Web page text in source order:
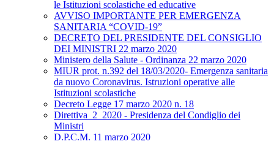
le Istituzioni scolastiche ed educative
AVVISO IMPORTANTE PER EMERGENZA
SANITARIA “COVID-19”
DECRETO DEL PRESIDENTE DEL CONSIGLIO
DEI MINISTRI 22 marzo 2020
Ministero della Salute - Ordinanza 22 marzo 2020
MIUR prot. n.392 del 18/03/2020- Emergenza sanitaria
da nuovo Coronavirus. Istruzioni operative alle
Istituzioni scolastiche
Decreto Legge 17 marzo 2020 n. 18
Direttiva_2_2020 - Presidenza del Condiglio dei
Ministri
D.P.C.M. 11 marzo 2020